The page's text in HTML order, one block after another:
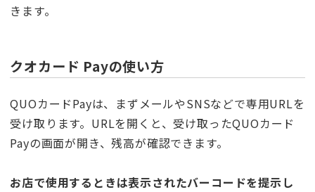
きます。
クオカード Payの使い方
QUOカードPayは、まずメールやSNSなどで専用URLを
受け取ります。URLを開くと、受け取ったQUOカード
Payの画面が開き、残高が確認できます。
お店で使用するときは表示されたバーコードを提示し